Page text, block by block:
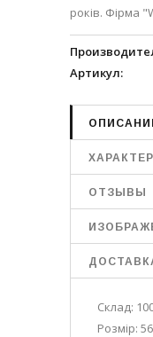
років. Фірма
Артикул:
ОТЗЫВЫ
Склад:
Розмір: